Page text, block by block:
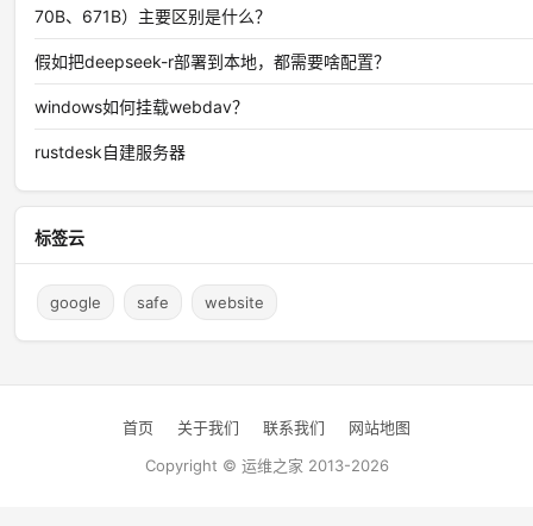
70B、671B）主要区别是什么？
假如把deepseek-r部署到本地，都需要啥配置？
windows如何挂载webdav？
rustdesk自建服务器
标签云
google safe website
首页 关于我们 联系我们
网站地图
Copyright © 运维之家 2013-2026